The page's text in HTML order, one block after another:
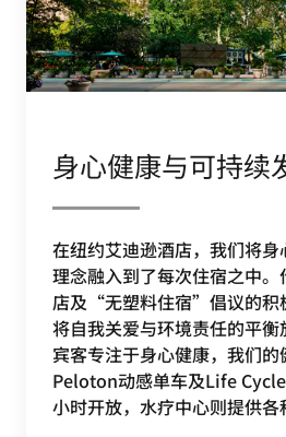
身心健康与可持续
在纽约艾迪逊酒店，我们将
理念融入到了每次住宿之中
店及“无塑料住宿”倡议的积
将自我关爱与环境责任的平
宾客专注于身心健康，我们
Peloton动感单车及Life
小时开放，水疗中心则提供各